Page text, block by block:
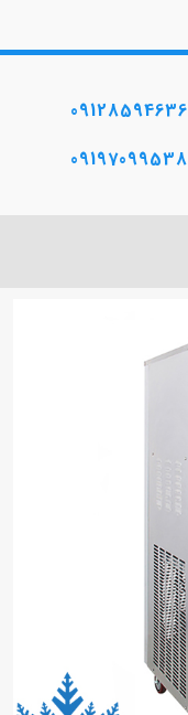
09128594636
09197099538